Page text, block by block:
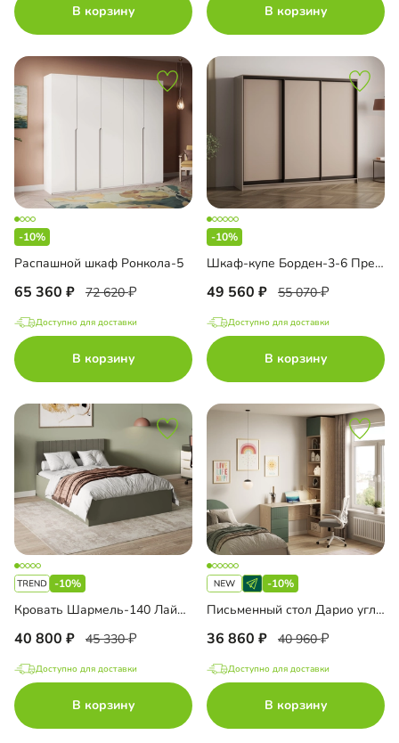
В корзину В корзину
-10%
Распашной шкаф Ронкола-5
65 360 72 620
Доступно для доставки
В корзину
-10%
Шкаф-купе Борден-3-6 Премиум
49 560 55 070
Доступно для доставки
В корзину
-10%
Кровать Шармель-140 Лайф с мягким изголовьем
40 800 45 330
Доступно для доставки
В корзину
-10%
Письменный стол Дарио угловой с антресолью
36 860 40 960
Доступно для доставки
В корзину